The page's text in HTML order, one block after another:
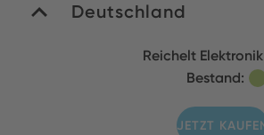
Deutschland
Reichelt
Bestand:
JETZT